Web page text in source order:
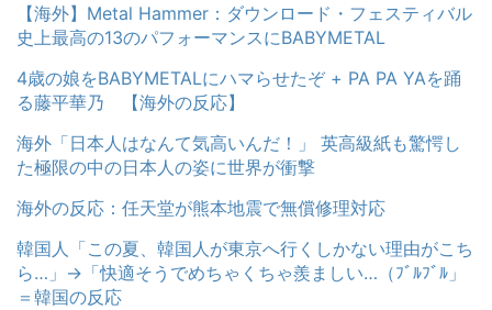
【海外】Metal Hammer：ダウンロード・フェスティバル
史上最高の13のパフォーマンスにBABYMETAL
4歳の娘をBABYMETALにハマらせたぞ + PA PA YAを踊
る藤平華乃 【海外の反応】
海外「日本人はなんて気高いんだ！」 英高級紙も驚愕し
た極限の中の日本人の姿に世界が衝撃
海外の反応：任天堂が熊本地震で無償修理対応
韓国人「この夏、韓国人が東京へ行くしかない理由がこち
ら…」→「快適そうでめちゃくちゃ羨ましい…（ﾌﾞﾙﾌﾞﾙ」
＝韓国の反応